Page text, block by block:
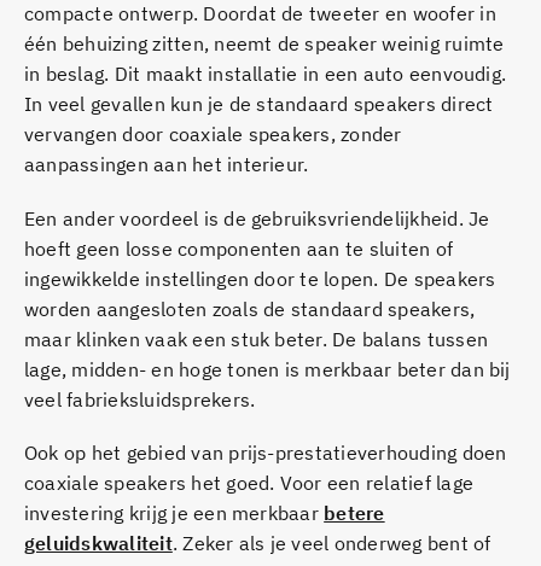
compacte ontwerp. Doordat de tweeter en woofer in
één behuizing zitten, neemt de speaker weinig ruimte
in beslag. Dit maakt installatie in een auto eenvoudig.
In veel gevallen kun je de standaard speakers direct
vervangen door coaxiale speakers, zonder
aanpassingen aan het interieur.
Een ander voordeel is de gebruiksvriendelijkheid. Je
hoeft geen losse componenten aan te sluiten of
ingewikkelde instellingen door te lopen. De speakers
worden aangesloten zoals de standaard speakers,
maar klinken vaak een stuk beter. De balans tussen
lage, midden- en hoge tonen is merkbaar beter dan bij
veel fabrieksluidsprekers.
Ook op het gebied van prijs-prestatieverhouding doen
coaxiale speakers het goed. Voor een relatief lage
investering krijg je een merkbaar betere
geluidskwaliteit. Zeker als je veel onderweg bent of